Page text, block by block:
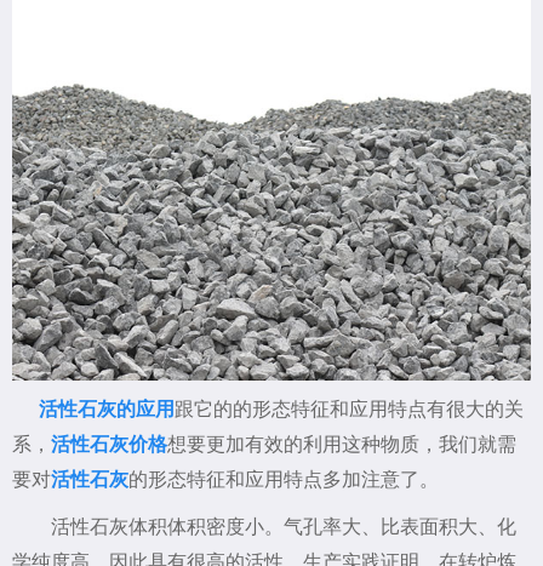
活性石灰的应用 跟它的的形态特征和应用特点有很大的关
系， 活性石灰价格想要更加有效的利用这种物质，我们就需
要对活性石灰的形态特征和应用特点多加注意了。
活性石灰体积体积密度小。气孔率大、比表面积大、化
学纯度高，因此具有很高的活性。生产实践证明，在转炉炼